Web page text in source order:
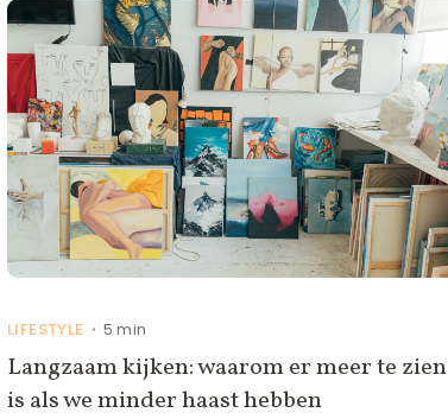
LIFESTYLE • 5 min
Langzaam kijken: waarom er meer te zien
is als we minder haast hebben